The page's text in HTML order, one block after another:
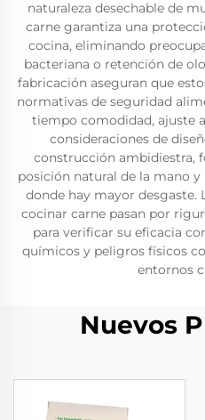
naturaleza desechable de
carne garantiza una
cocina, eliminando
bacteriana o retención de
fabricación aseguran que
normativas de seguridad
tiempo comodidad, ajuste
consideraciones de
construcción ambidiestra,
posición natural de la mano
donde hay mayor desgaste.
cocinar carne pasan por
para verificar su eficacia
químicos y peligros físicos
entornos
Nuevos